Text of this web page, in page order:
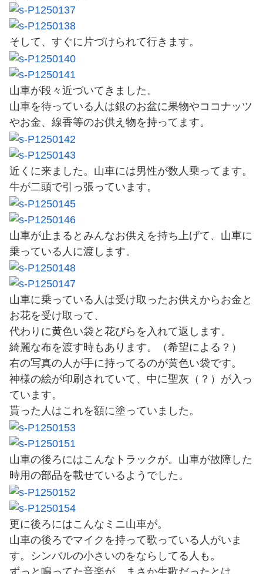
そして、すぐに片づけられて行きます。
山車が段々近づいてきました。
山車を待っている人は銀のお盆に果物やココナッツ
やお金、線香等のお供え物を持ってます。
近くに来ました。山車には男性が数人乗ってます。
牛が二頭で引っ張っています。
山車が止まるとみんなお供えを持ち上げて、山車に
乗っている人に渡します。
山車に乗っている人は受け取ったお供えからお金と
お花を受け取って、
代わりに黄色い袋と花びらを入れて返します。
綺麗な布を渡す時もあります。（希望による？）
右の写真の人が手に持ってるのが黄色い袋です。
神様の絵が印刷されていて、中に聖灰（？）が入っ
ています。
貰った人はこれを額に塗っていました。
山車の後ろにはこんなトラックが。山車が故障した
時用の部品を載せているようでした。
更に後ろにはこんなミニ山車が。
山車の後ろでマイクを持って歌っている人がいま
す。シンバルの小さいのをならしてる人も。
ずっと鳴ってた音楽が、まさか生歌だったとは。